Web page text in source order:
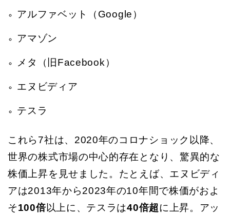
アルファベット（Google）
アマゾン
メタ（旧Facebook）
エヌビディア
テスラ
これら7社は、2020年のコロナショック以降、
世界の株式市場の中心的存在となり、驚異的な
株価上昇を見せました。たとえば、エヌビディ
アは2013年から2023年の10年間で株価がおよ
そ100倍以上に、テスラは40倍超に上昇。アッ